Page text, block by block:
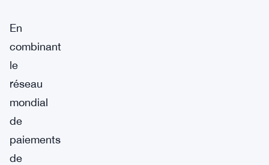
En
combinant
le
réseau
mondial
de
paiements
de